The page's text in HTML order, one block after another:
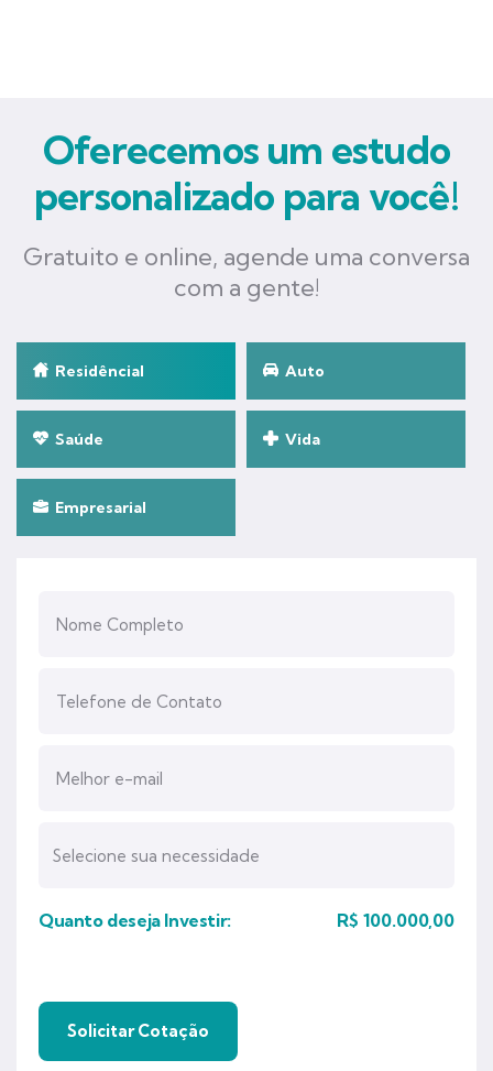
Oferecemos um estudo
personalizado para você!
Gratuito e online, agende uma conversa
com a gente!
Residêncial Auto
Saúde Vida
Empresarial
Quanto deseja Investir: R$ 100.000,00